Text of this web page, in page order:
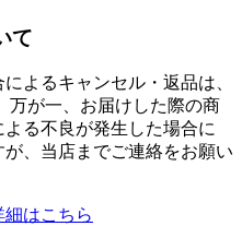
て
よるキャンセル・返品は、
万が一、お届けした際の商
る不良が発生した場合に
、当店までご連絡をお願い
はこちら